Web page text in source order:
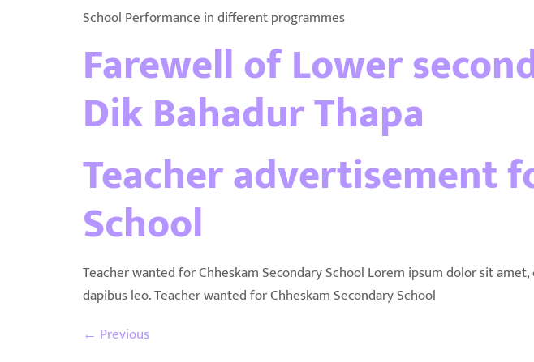
School Performance in different programmes
Farewell of Lower
Dik Bahadur Thapa
Teacher advertisement
School
Teacher wanted for Chheskam Secondary School Lorem ipsum dolor sit
dapibus leo. Teacher wanted for Chheskam Secondary School
← Previous